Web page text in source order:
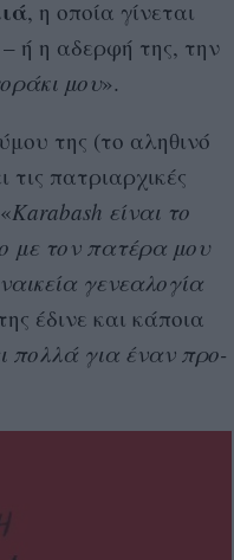
, η οποία γίνεται
ή η αδερφή της, την
μου».
της (το αληθινό
τις πατριαρχικές
Karabash είναι το
με τον πατέρα μου
γενεαλογία
έδινε και κάποια
πολλά για έναν προ-